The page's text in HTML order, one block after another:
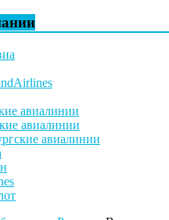
авиалинии
авиалинии
авиалинии